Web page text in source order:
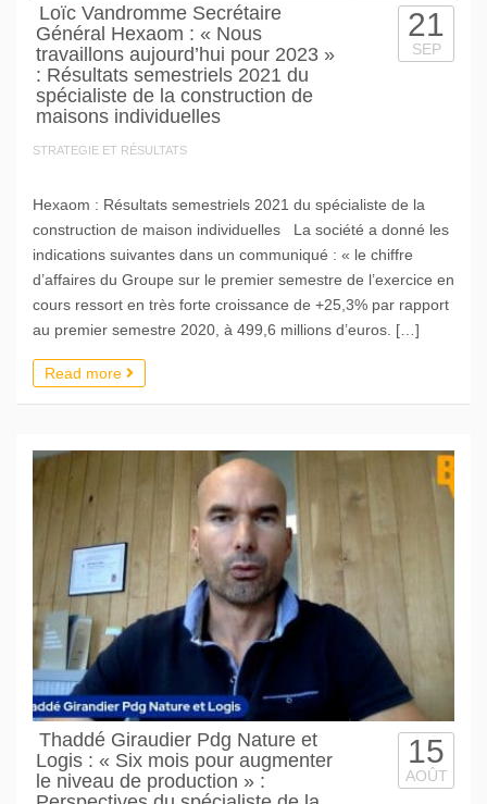
Loïc Vandromme Secrétaire
Général Hexaom : « Nous
travaillons aujourd’hui pour 2023 »
: Résultats semestriels 2021 du
spécialiste de la construction de
maisons individuelles
STRATEGIE ET RÉSULTATS
21
SEP
Hexaom : Résultats semestriels 2021 du spécialiste de la
construction de maison individuelles La société a donné les
indications suivantes dans un communiqué : « le chiffre
d’affaires du Groupe sur le premier semestre de l’exercice en
cours ressort en très forte croissance de +25,3% par rapport
au premier semestre 2020, à 499,6 millions d’euros. […]
Read more
Thaddé Giraudier Pdg Nature et
Logis : « Six mois pour augmenter
le niveau de production » :
15
AOÛT